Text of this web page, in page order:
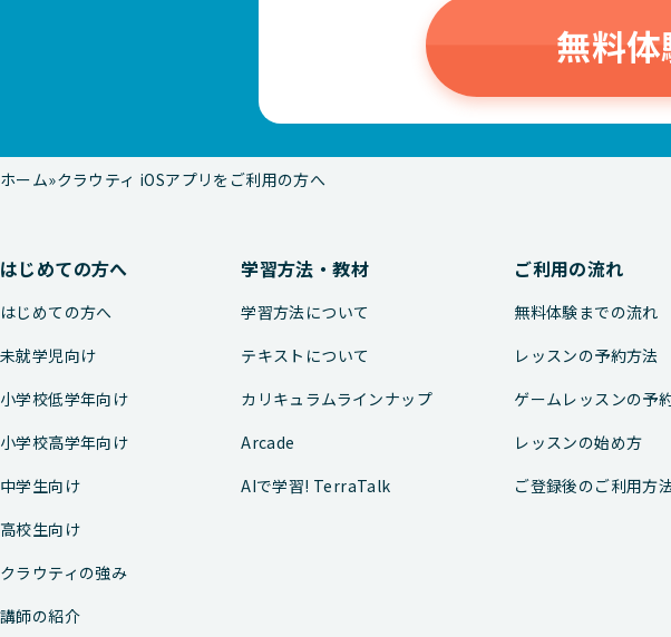
無料
ホーム クラウティ iOSアプリをご利用の方へ
はじめての方へ
はじめての方へ
未就学児向け
小学校低学年向け
小学校高学年向け
中学生向け
高校生向け
クラウティの強み
講師の紹介
学習方法・教材
学習方法について
テキストについて
カリキュラムラインナップ
Arcade
AIで学習! TerraTalk
ご利用の流れ
無料体験までの流れ
レッスンの予約方法
ゲームレッスンの予
レッスンの始め方
ご登録後のご利用方